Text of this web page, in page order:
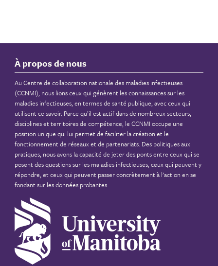
À propos de nous
Au Centre de collaboration nationale des maladies infectieuses
(CCNMI), nous lions ceux qui génèrent les connaissances sur les
maladies infectieuses, en termes de santé publique, avec ceux qui
utilisent ce savoir. Parce qu’il est actif dans de nombreux secteurs,
disciplines et territoires de compétence, le CCNMI occupe une
position unique qui lui permet de faciliter la création et le
fonctionnement de réseaux et de partenariats. Des politiques aux
pratiques, nous avons la capacité de jeter des ponts entre ceux qui se
posent des questions sur les maladies infectieuses, ceux qui peuvent y
répondre, et ceux qui peuvent passer concrètement à l’action en se
fondant sur les données probantes.